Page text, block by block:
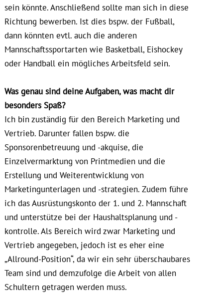
sein könnte. Anschließend sollte man sich in diese
Richtung bewerben. Ist dies bspw. der Fußball,
dann könnten evtl. auch die anderen
Mannschaftssportarten wie Basketball, Eishockey
oder Handball ein mögliches Arbeitsfeld sein.
Was genau sind deine Aufgaben, was macht dir
besonders Spaß?
Ich bin zuständig für den Bereich Marketing und
Vertrieb. Darunter fallen bspw. die
Sponsorenbetreuung und -akquise, die
Einzelvermarktung von Printmedien und die
Erstellung und Weiterentwicklung von
Marketingunterlagen und -strategien. Zudem führe
ich das Ausrüstungskonto der 1. und 2. Mannschaft
und unterstütze bei der Haushaltsplanung und -
kontrolle. Als Bereich wird zwar Marketing und
Vertrieb angegeben, jedoch ist es eher eine
„Allround-Position“, da wir ein sehr überschaubares
Team sind und demzufolge die Arbeit von allen
Schultern getragen werden muss.